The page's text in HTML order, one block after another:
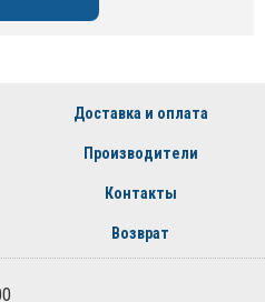
Доставка и оплата
Производители
Контакты
Возврат